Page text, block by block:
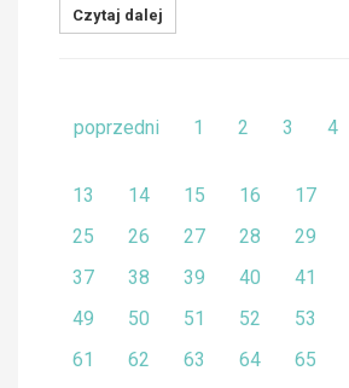
Czytaj dalej
poprzedni 1 2 3 4
13 14 15 16 17
25
26 27 28 29
37
38 39 40 41
49
50 51 52 53
61
62 63 64 65